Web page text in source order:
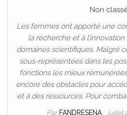
Non
Les femmes ont apporté une
la recherche et à
domaines scientifiques. Malgré
sous-représentées dans les
fonctions les mieux
encore des obstacles pour
et à des ressources. Pour
Par FANDRESENA juillet